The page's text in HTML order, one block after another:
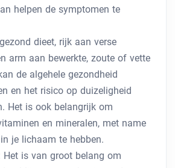
helpen de symptomen te
dieet, rijk aan verse
arm aan bewerkte, zoute of vette
de algehele gezondheid
en het risico op duizeligheid
Het is ook belangrijk om
en mineralen, met name
je lichaam te hebben.
Het is van groot belang om